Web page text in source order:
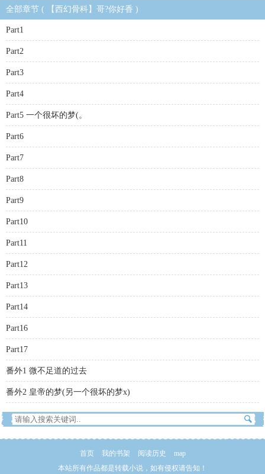
全部章节 ( 【西幻骨科】哥?你好香 )
Part1
Part2
Part3
Part4
Part5 一个很坏的梦(。
Part6
Part7
Part8
Part9
Part10
Part11
Part12
Part13
Part14
Part16
Part17
番外1 微不足道的过去
番外2 皇帝的梦(另一个很坏的梦x)
首页 我的书架 阅读历史
map
本站所有作品都是转载小说，如有侵权请告知！